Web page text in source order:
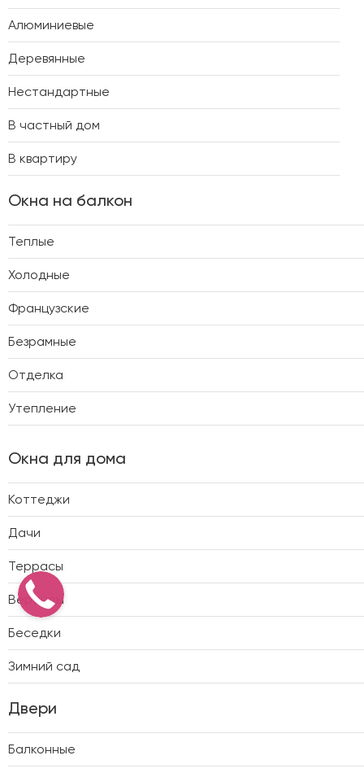
Алюминиевые
Деревянные
Нестандартные
В частный дом
В квартиру
Окна на балкон
Теплые
Холодные
Французские
Безрамные
Отделка
Утепление
Окна для дома
Коттеджи
Дачи
Террасы
Веранды
Беседки
Зимний сад
Двери
Балконные